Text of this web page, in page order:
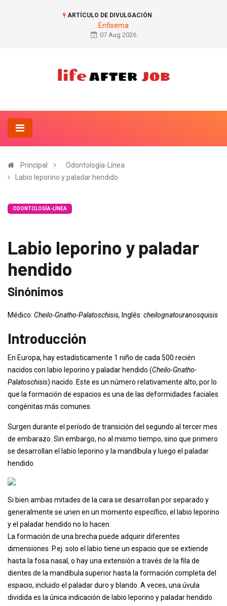
ARTÍCULO DE DIVULGACIÓN
Enfisema
07 Aug 2026
Principal
Odontología-Línea
Labio leporino y paladar hendido
ODONTOLOGÍA-LÍNEA
Labio leporino y paladar
hendido
Sinónimos
Médico: Cheilo-Gnatho-Palatoschisis, Inglés: cheilognatouranosquisis
Introducción
En Europa, hay estadísticamente 1 niño de cada 500 recién
nacidos con labio leporino y paladar hendido (Cheilo-Gnatho-
Palatoschisis) nacido. Este es un número relativamente alto, por lo
que la formación de espacios es una de las deformidades faciales
congénitas más comunes.
Surgen durante el período de transición del segundo al tercer mes
de embarazo. Sin embargo, no al mismo tiempo, sino que primero
se desarrollan el labio leporino y la mandíbula y luego el paladar
hendido.
Si bien ambas mitades de la cara se desarrollan por separado y
generalmente se unen en un momento específico, el labio leporino
y el paladar hendido no lo hacen.
La formación de una brecha puede adquirir diferentes
dimensiones. P.ej. solo el labio tiene un espacio que se extiende
hasta la fosa nasal, o hay una extensión a través de la fila de
dientes de la mandíbula superior hasta la formación completa del
espacio, incluido el paladar duro y blando. A veces, una úvula
dividida es la única indicación de labio leporino y paladar hendido.